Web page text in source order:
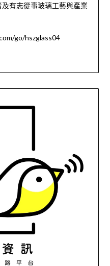
有志從事玻璃工藝與產業
go/hszglass04